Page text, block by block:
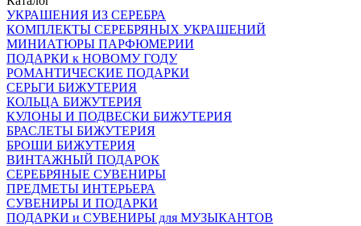
УКРАШЕНИЯ ИЗ СЕРЕБРА
КОМПЛЕКТЫ СЕРЕБРЯНЫХ УКРАШЕНИЙ
МИНИАТЮРЫ ПАРФЮМЕРИИ
ПОДАРКИ к НОВОМУ ГОДУ
РОМАНТИЧЕСКИЕ ПОДАРКИ
СЕРЬГИ БИЖУТЕРИЯ
КОЛЬЦА БИЖУТЕРИЯ
КУЛОНЫ И ПОДВЕСКИ БИЖУТЕРИЯ
БРАСЛЕТЫ БИЖУТЕРИЯ
БРОШИ БИЖУТЕРИЯ
ВИНТАЖНЫЙ ПОДАРОК
СЕРЕБРЯНЫЕ СУВЕНИРЫ
ПРЕДМЕТЫ ИНТЕРЬЕРА
СУВЕНИРЫ И ПОДАРКИ
ПОДАРКИ и СУВЕНИРЫ для МУЗЫКАНТОВ